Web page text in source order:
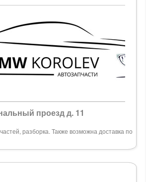
проезд д. 11
разборка. Также возможна доставка по